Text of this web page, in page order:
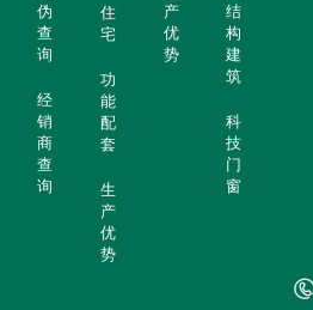
伪
查
询
经
销
商
查
询
住
宅
功
能
配
套
生
产
优
势
产
优
势
结
构
建
筑
科
技
门
窗